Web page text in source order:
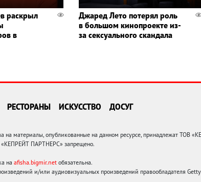
раскрыл
в
Джаред Лето потерял роль
в большом кинопроекте из-
за сексуального скандала
РЕСТОРАНЫ ИСКУССТВО ДОСУГ
материалы, опубликованные на данном ресурсе, принадлежат ТОВ
«КЕПРЕЙТ ПАРТНЕРС» запрещено.
на afisha.bigmir.net обязательна.
и/или аудиовизуальных произведений правообладателя